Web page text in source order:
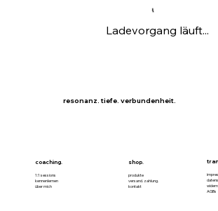
Ladevorgang läuft...
resonanz. tiefe. verbundenheit.
coaching.
1:1 sessions
kennenlernen
über mich
shop.
produkte
versand. zahlung.
kontakt
AGBs